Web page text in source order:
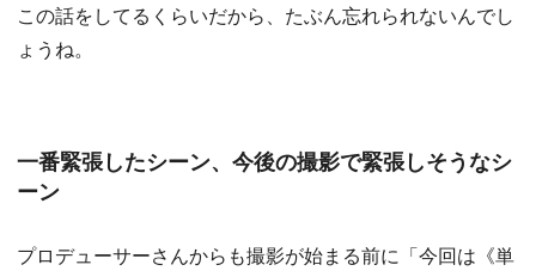
この話をしてるくらいだから、たぶん忘れられないんでし
ょうね。
一番緊張したシーン、今後の撮影で緊張しそうなシ
ーン
プロデューサーさんからも撮影が始まる前に「今回は《単